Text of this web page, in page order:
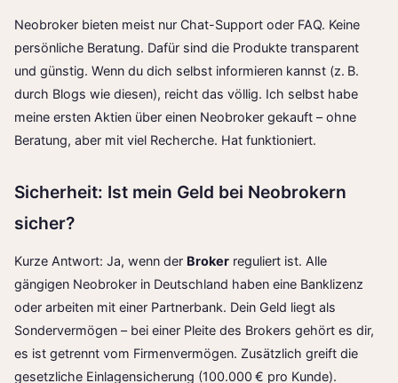
Neobroker bieten meist nur Chat-Support oder FAQ. Keine
persönliche Beratung. Dafür sind die Produkte transparent
und günstig. Wenn du dich selbst informieren kannst (z. B.
durch Blogs wie diesen), reicht das völlig. Ich selbst habe
meine ersten Aktien über einen Neobroker gekauft – ohne
Beratung, aber mit viel Recherche. Hat funktioniert.
Sicherheit: Ist mein Geld bei Neobrokern
sicher?
Kurze Antwort: Ja, wenn der Broker reguliert ist. Alle
gängigen Neobroker in Deutschland haben eine Banklizenz
oder arbeiten mit einer Partnerbank. Dein Geld liegt als
Sondervermögen – bei einer Pleite des Brokers gehört es dir,
es ist getrennt vom Firmenvermögen. Zusätzlich greift die
gesetzliche Einlagensicherung (100.000 € pro Kunde).